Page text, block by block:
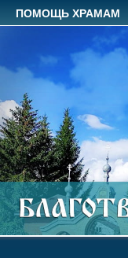
ПОМОЩЬ ХРАМАМ